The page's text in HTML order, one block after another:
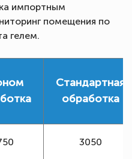
импортным
помещения по
гелем.
Стандартная
обработка
3050